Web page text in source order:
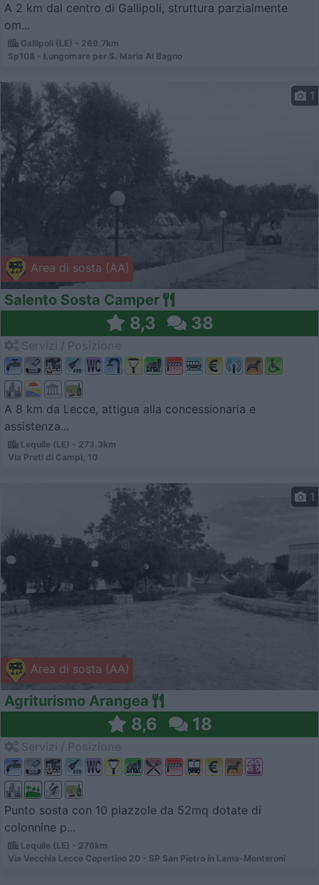
A 2 km dal centro di Gallipoli, struttura parzialmente
om...
Gallipoli (LE) - 269.7km
Sp108 - Lungomare per S. Maria Al Bagno
Area di sosta (AA)
1
Salento Sosta Camper
8,3 38
A 8 km da Lecce, attigua alla concessionaria e
assistenza...
Lequile (LE) - 273.3km
Via Preti di Campi, 10
Area di sosta (AA)
1
Agriturismo Arangea
8,6 18
Punto sosta con 10 piazzole da 52mq dotate di
colonnine p...
Lequile (LE) - 276km
Via Vecchia Lecce Copertino 20 - SP San Pietro in Lama-Monteroni